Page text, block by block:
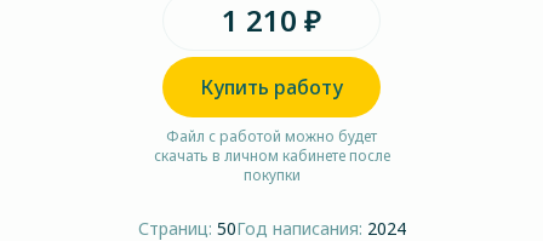
1 210 ₽
Купить работу
Файл с работой можно будет
скачать в личном кабинете после
покупки
Страниц: 50Год написания: 2024